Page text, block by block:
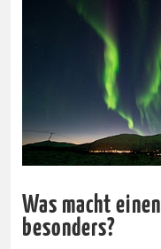
Was macht
besonders?